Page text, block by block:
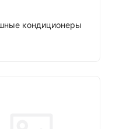
кондиционеры